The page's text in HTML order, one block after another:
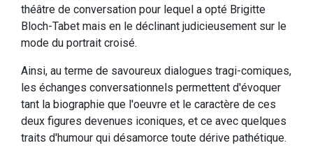
théâtre de conversation pour lequel a opté Brigitte
Bloch-Tabet mais en le déclinant judicieusement sur le
mode du portrait croisé.
Ainsi, au terme de savoureux dialogues tragi-comiques,
les échanges conversationnels permettent d'évoquer
tant la biographie que l'oeuvre et le caractère de ces
deux figures devenues iconiques, et ce avec quelques
traits d'humour qui désamorce toute dérive pathétique.